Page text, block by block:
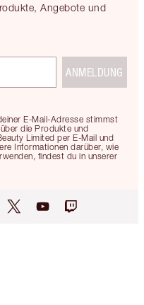
Angebote und
E-Mail-Adresse stimmst
die Produkte und
Limited per E-Mail und
Informationen darüber, wie
findest du in unserer
ANMELDUNG